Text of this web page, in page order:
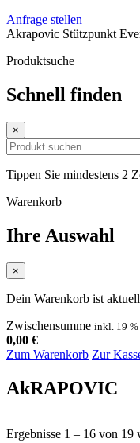
Anfrage stellen
Akrapovic Stützpunkt
Produktsuche
Schnell finden
×
Tippen Sie mindestens 2
Warenkorb
Ihre Auswahl
×
Dein Warenkorb ist
Zwischensumme inkl. 19 %
0,00 €
Zum Warenkorb Zur
AkRAPOVIC
Ergebnisse 1 – 16 von 19